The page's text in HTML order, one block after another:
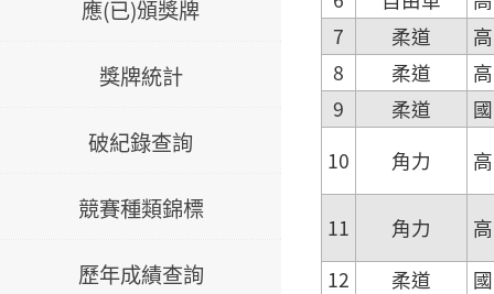
應(已)頒獎牌
獎牌統計
破紀錄查詢
競賽種類錦標
歷年成績查詢
7
柔道
8
柔道
9
柔道
10
角力
11 角力
12
柔道